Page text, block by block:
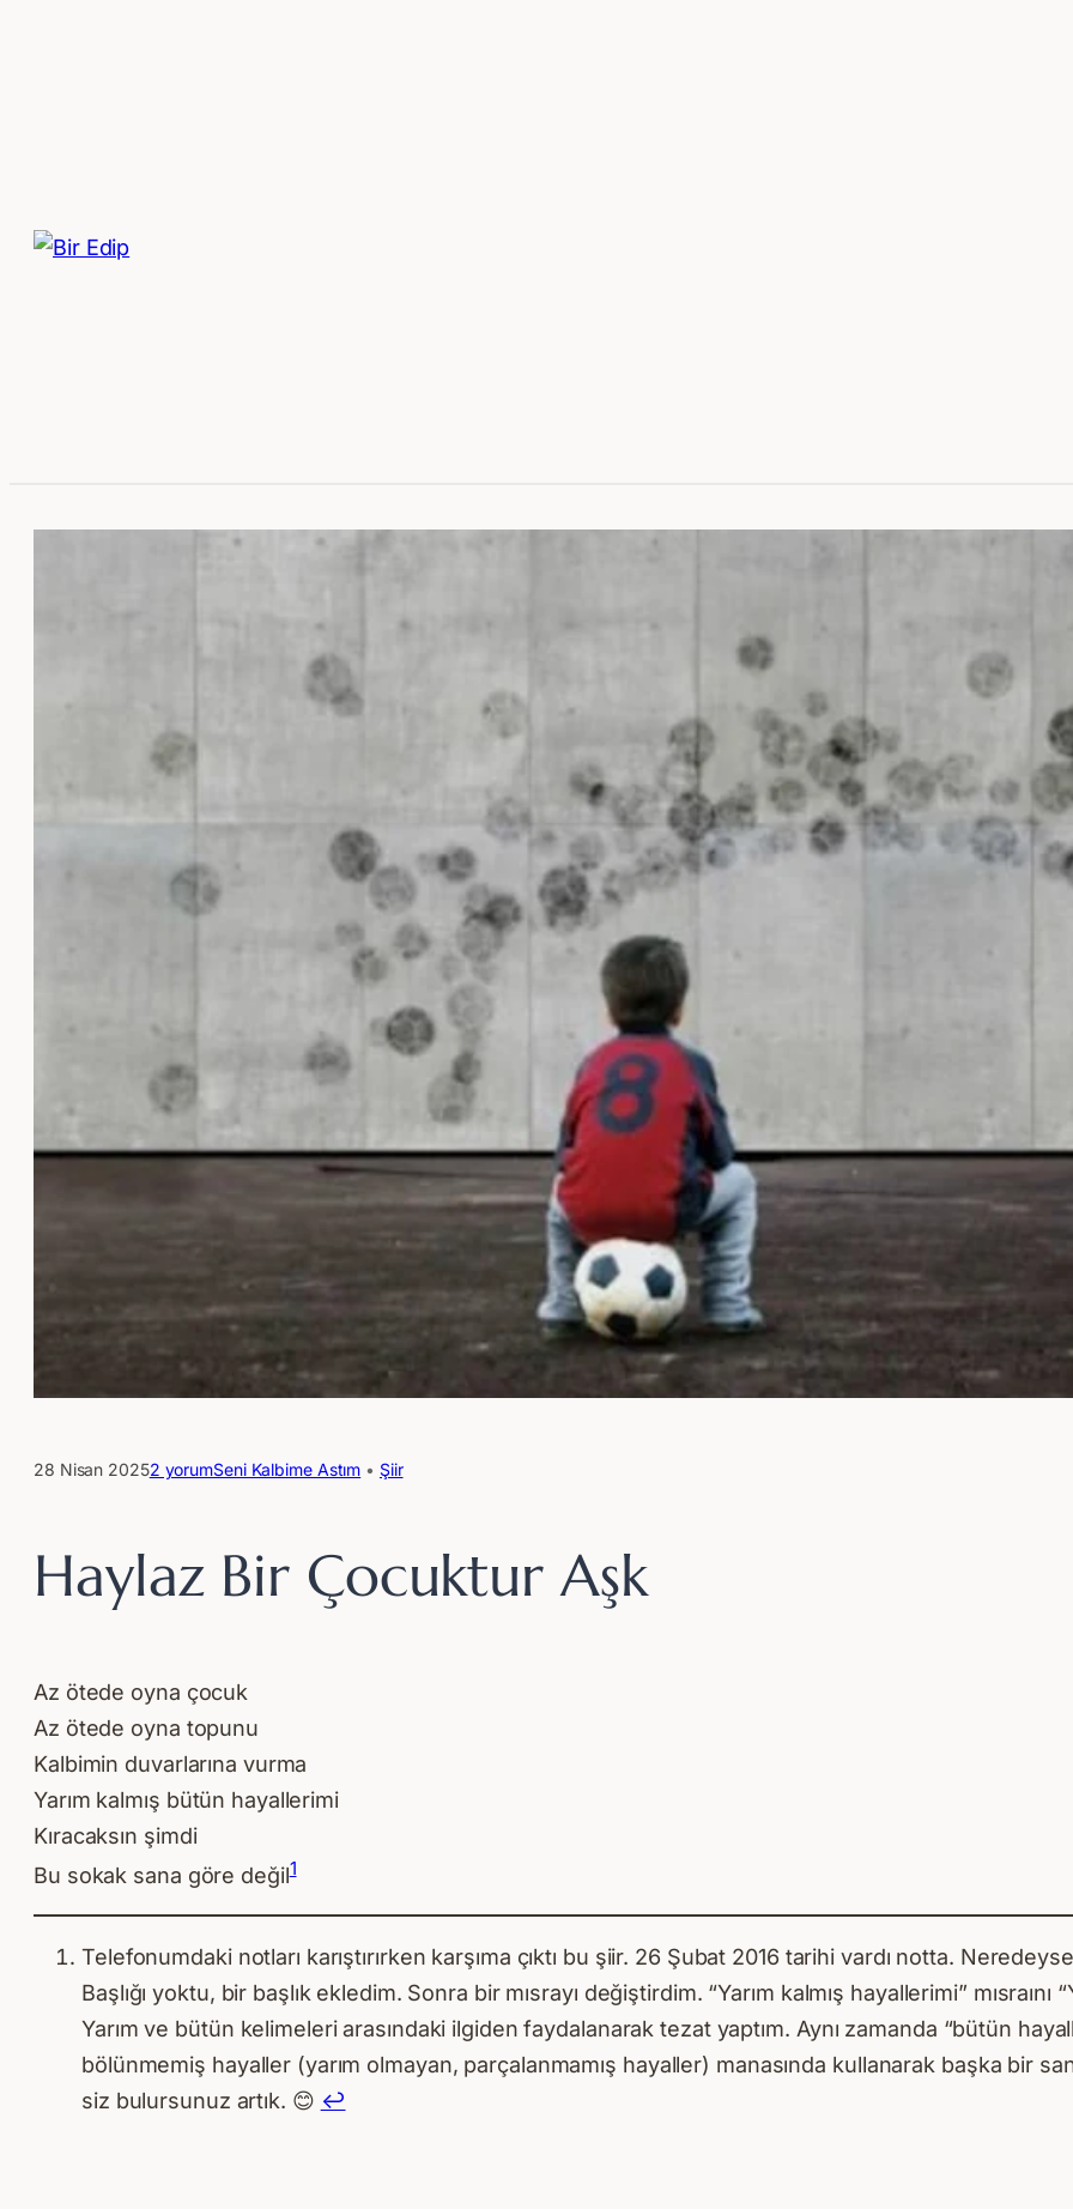
28 Nisan 20252 yorumSeni Kalbime Astım • Şiir
Haylaz Bir Çocuktur Aşk
Az ötede oyna çocuk
Az ötede oyna topunu
Kalbimin duvarlarına vurma
Yarım kalmış bütün hayallerimi
Kıracaksın şimdi
Bu sokak sana göre değil1
Telefonumdaki notları karıştırırken karşıma çıktı bu şiir. 26 Şubat 2016 tarihi vardı notta.
Başlığı yoktu, bir başlık ekledim. Sonra bir mısrayı değiştirdim. “Yarım kalmış hayallerimi”
Yarım ve bütün kelimeleri arasındaki ilgiden faydalanarak tezat yaptım. Aynı zamanda “bütün
bölünmemiş hayaller (yarım olmayan, parçalanmamış hayaller) manasında kullanarak başka bir
siz bulursunuz artık. 😊 ↩︎